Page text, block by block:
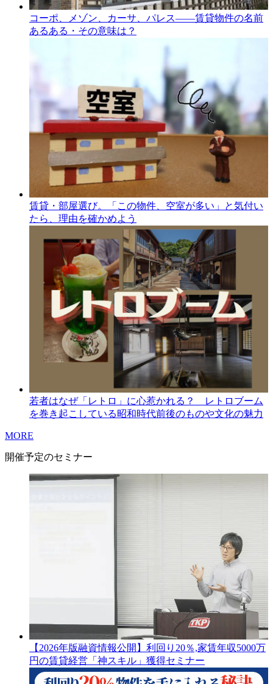
コーポ、メゾン、カーサ、パレス――賃貸物件の名前
あるある・その意味は？
賃貸・部屋選び。「この物件、空室が多い」と気付い
たら、理由を確かめよう
若者はなぜ「レトロ」に心惹かれる？ レトロブーム
を巻き起こしている昭和時代前後のものや文化の魅力
MORE
開催予定のセミナー
【2026年版融資情報公開】利回り20％,家賃年収5000万
円の賃貸経営「神スキル」獲得セミナー